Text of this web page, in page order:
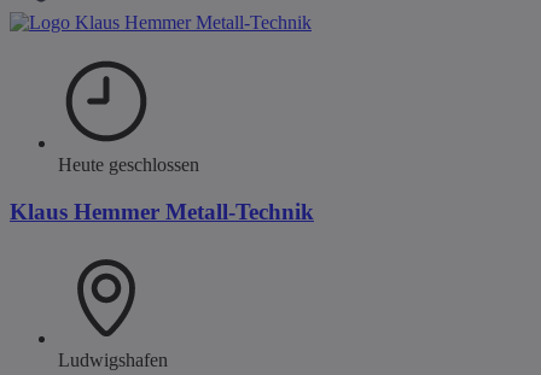
Heute geschlossen
Klaus Hemmer Metall-Technik
Ludwigshafen